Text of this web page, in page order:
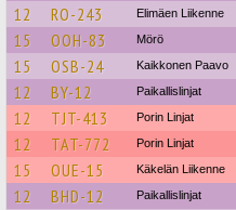
12 RO-243 Elimäen Liikenne
15 OOH-83 Mörö
15 OSB-24 Kaikkonen Paavo
12 BY-12 Paikallislinjat
12 TJT-413 Porin Linjat
12 TAT-772 Porin Linjat
15 OUE-15 Käkelän Liikenne
12 BHD-12 Paikallislinjat